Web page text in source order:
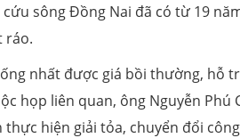
cứu sông Đồng Nai đã có từ 19
ráo.
nhất được giá bồi thường, hỗ
họp liên quan, ông Nguyễn Phú
hiện giải tỏa, chuyển đổi